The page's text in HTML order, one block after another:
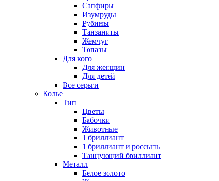
Сапфиры
Изумруды
Рубины
Танзаниты
Жемчуг
Топазы
Для кого
Для женщин
Для детей
Все серьги
Колье
Тип
Цветы
Бабочки
Животные
1 бриллиант
1 бриллиант и россыпь
Танцующий бриллиант
Металл
Белое золото